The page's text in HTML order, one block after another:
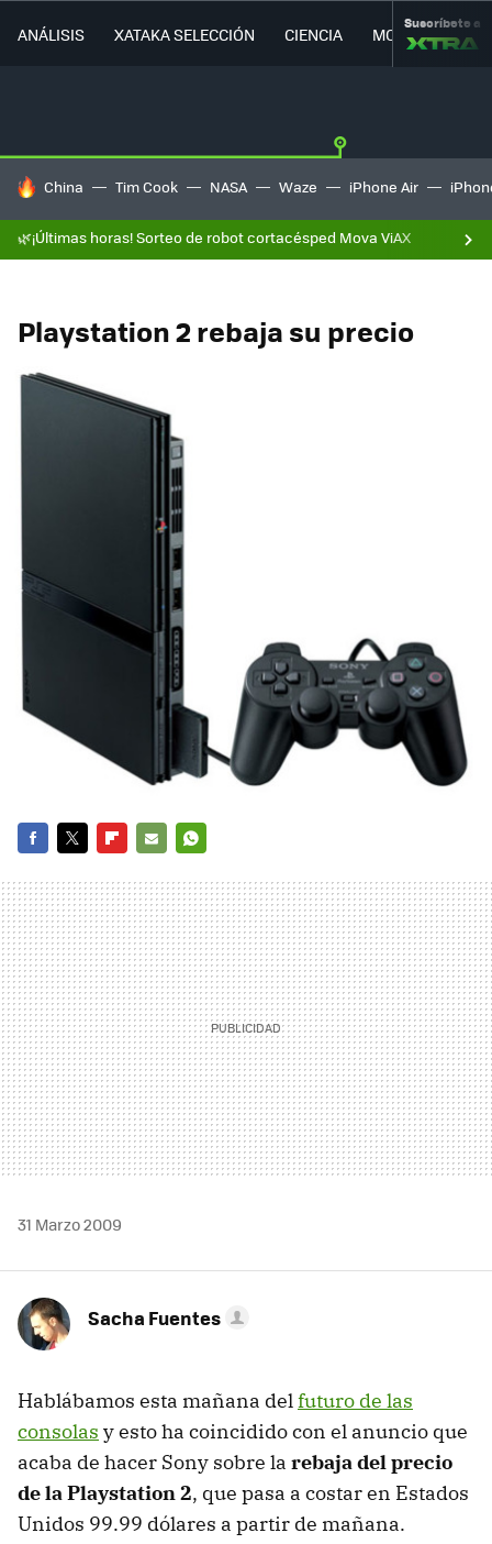
ANÁLISIS XATAKA SELECCIÓN CIENCIA MOVILIDAD
Suscríbete a
HOY SE HABLA DE
China Tim Cook NASA Waze iPhone Air
🌿¡Últimas horas! Sorteo de robot cortacésped Mova ViAX
Playstation 2 rebaja su precio
MAIL
31 Marzo 2009
Sacha Fuentes
Hablábamos esta mañana delfuturo de las
consolas y esto ha coincidido con el anuncio que
acaba de hacer Sony sobre la rebaja del precio
de la Playstation 2, que pasa a costar en Estados
Unidos 99.99 dólares a partir de mañana.